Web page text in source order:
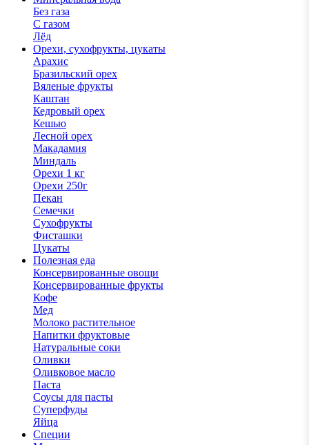
Без газа
С газом
Лёд
Орехи, сухофрукты, цукаты
Арахис
Бразильский орех
Вяленые фрукты
Каштан
Кедровый орех
Кешью
Лесной орех
Макадамия
Миндаль
Орехи 1 кг
Орехи 250г
Пекан
Семечки
Сухофрукты
Фисташки
Цукаты
Полезная еда
Консервированные овощи
Консервированные фрукты
Кофе
Мед
Молоко растительное
Напитки фруктовые
Натуральные соки
Оливки
Оливковое масло
Паста
Соусы для пасты
Суперфуды
Яйца
Специи